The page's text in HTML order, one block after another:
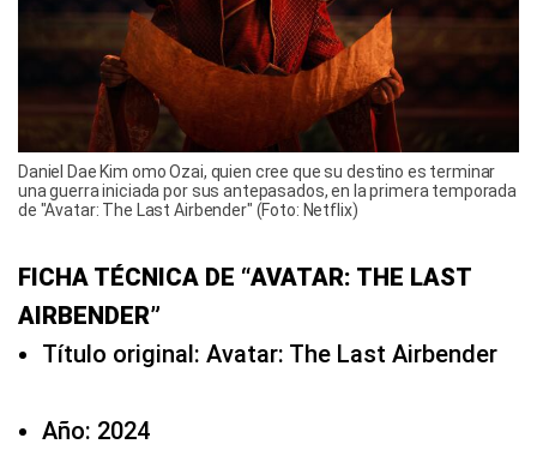
Daniel Dae Kim omo Ozai, quien cree que su destino es terminar
una guerra iniciada por sus antepasados, en la primera temporada
de "Avatar: The Last Airbender" (Foto: Netflix)
FICHA TÉCNICA DE “AVATAR: THE LAST
AIRBENDER”
Título original: Avatar: The Last Airbender
Año: 2024